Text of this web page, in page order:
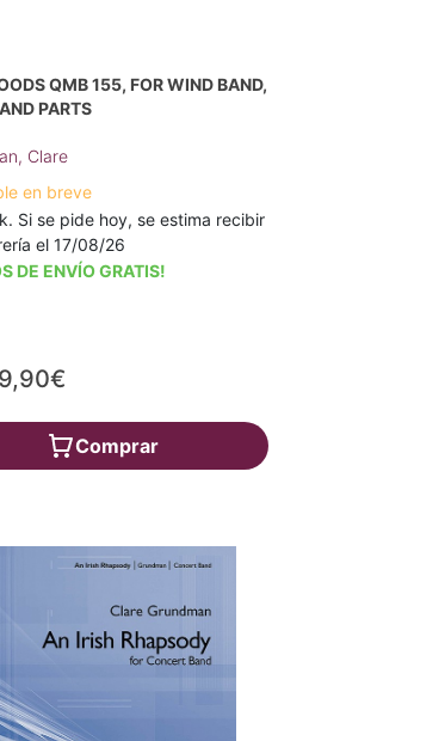
QMB 155, FOR WIND BAND,
PARTS
Clare
en breve
Si se pide hoy, se estima recibir
el 17/08/26
DE ENVÍO GRATIS!
Comprar